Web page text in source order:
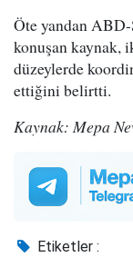
Öte yandan
konuşan kaynak,
düzeylerde
ettiğini belirtti.
Kaynak: Mepa
Etiketler :